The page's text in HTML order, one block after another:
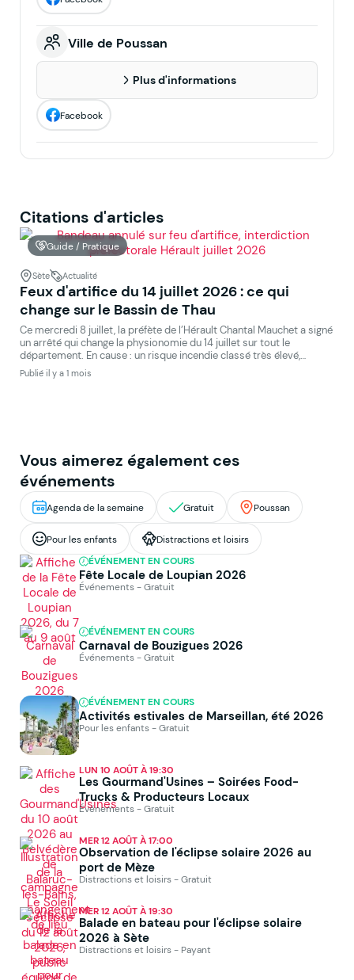
Ville de Poussan
Plus d'informations
Facebook
Citations d'articles
Guide / Pratique
Sète Actualité
Feux d'artifice du 14 juillet 2026 : ce qui
change sur le Bassin de Thau
Ce mercredi 8 juillet, la préfète de l’Hérault Chantal Mauchet a signé
un arrêté qui change la physionomie du 14 juillet sur tout le
département. En cause : un risque incendie classé très élevé,
plusieurs départs de feu recensés ces derniers jours, et un incendie
toujours actif à Carlencas-et-Levas qui mobilise fortement les
Publié il y a 1 mois
Vous aimerez également ces
événements
Agenda de la semaine Gratuit Poussan
Pour les enfants Distractions et loisirs
ÉVÉNEMENT EN COURS
Fête Locale de Loupian 2026
Événements - Gratuit
ÉVÉNEMENT EN COURS
Carnaval de Bouzigues 2026
Événements - Gratuit
ÉVÉNEMENT EN COURS
Activités estivales de Marseillan, été 2026
Pour les enfants - Gratuit
LUN 10 AOÛT À 19:30
Les Gourmand'Usines – Soirées Food-
Trucks & Producteurs Locaux
Événements - Gratuit
MER 12 AOÛT À 17:00
Observation de l'éclipse solaire 2026 au
port de Mèze
Distractions et loisirs - Gratuit
MER 12 AOÛT À 19:30
Balade en bateau pour l'éclipse solaire
2026 à Sète
Distractions et loisirs - Payant